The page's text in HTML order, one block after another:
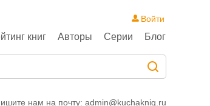
книг Авторы Серии Блог
Войти
нам на почту: admin@kuchaknig.ru